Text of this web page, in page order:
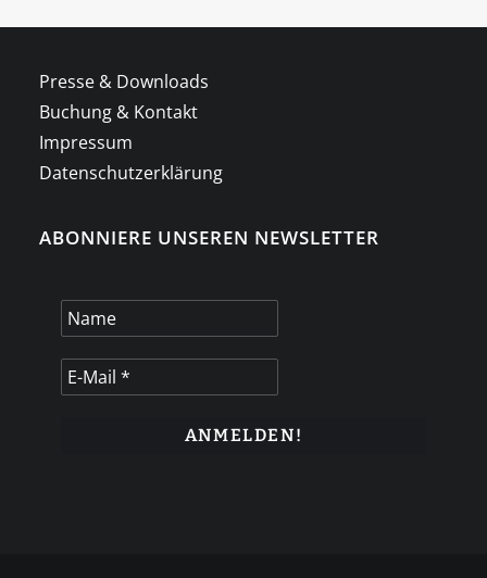
Presse & Downloads
Buchung & Kontakt
Impressum
Datenschutzerklärung
ABONNIERE UNSEREN NEWSLETTER